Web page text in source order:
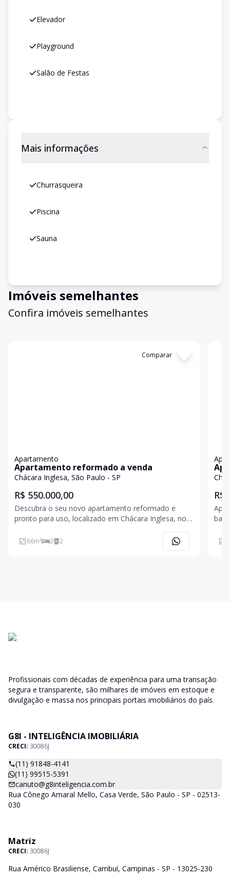
Elevador
Playground
Salão de Festas
Mais informações
Churrasqueira
Piscina
Sauna
Imóveis semelhantes
Confira imóveis semelhantes
Comparar
Apartamento
Apartamento reformado a venda
Chácara Inglesa, São Paulo - SP
R$ 550.000,00
Descubra o seu novo apartamento reformado e
pronto para uso, localizado em Chácara Inglesa, no
total de 112 m² e excelentemente distribuído, o
imóvel oferece 2 amplos dormitórios sendo uma
66m² 2 2
R$
Profissionais com décadas de experiência para uma transação
segura e transparente, são milhares de imóveis em estoque e
divulgação e massa nos principais portais imobiliários do país.
G8I - INTELIGÊNCIA IMOBILIÁRIA
CRECI: 30086J
(11) 91848-4141
(11) 99515-5391
canuto@g8inteligencia.com.br
Rua Cônego Amaral Mello, Casa Verde, São Paulo - SP - 02513-
030
Matriz
CRECI: 30086J
Rua Américo Brasiliense, Cambuí, Campinas - SP - 13025-230